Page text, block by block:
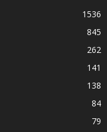
1536
845
262
141
138
84
79